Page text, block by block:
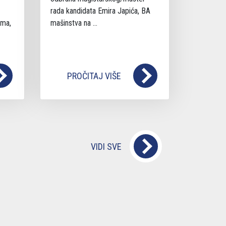
rada kandidata Emira Japića, BA
mašinstva na ...
PROČITAJ VIŠE
VIDI SVE